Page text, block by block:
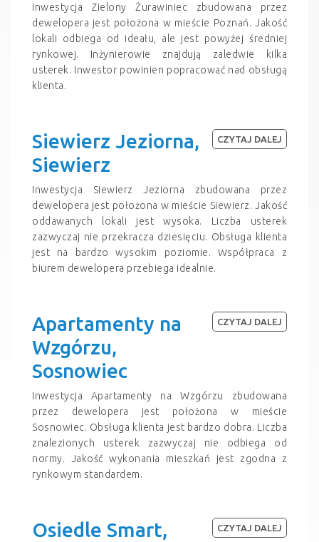
Inwestycja Zielony Żurawiniec zbudowana przez
dewelopera jest położona w mieście Poznań. Jakość
lokali odbiega od ideału, ale jest powyżej średniej
rynkowej. Inżynierowie znajdują zaledwie kilka
usterek. Inwestor powinien popracować nad obsługą
klienta.
Siewierz Jeziorna,
Siewierz
Inwestycja Siewierz Jeziorna zbudowana przez
dewelopera jest położona w mieście Siewierz. Jakość
oddawanych lokali jest wysoka. Liczba usterek
zazwyczaj nie przekracza dziesięciu. Obsługa klienta
jest na bardzo wysokim poziomie. Współpraca z
biurem dewelopera przebiega idealnie.
CZYTAJ DALEJ
Apartamenty na
Wzgórzu,
Sosnowiec
Inwestycja Apartamenty na Wzgórzu zbudowana
przez dewelopera jest położona w mieście
Sosnowiec. Obsługa klienta jest bardzo dobra. Liczba
znalezionych usterek zazwyczaj nie odbiega od
normy. Jakość wykonania mieszkań jest zgodna z
rynkowym standardem.
CZYTAJ DALEJ
Osiedle Smart,
CZYTAJ DALEJ